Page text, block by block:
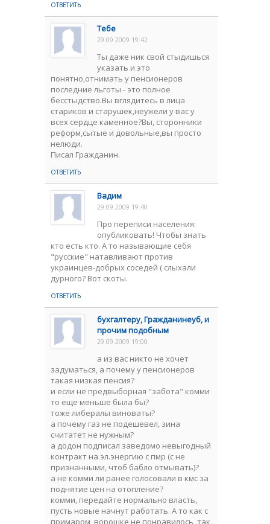
ОТВЕТИТЬ
Тебе
29.09.2009 19:42
Ты даже ник свой стыдишься
указать и это
понятно,отнимать у пенсионеров
последние льготы - это полное
бесстыдство.Вы вглядитесь в лица
стариков и старушек,неужели у вас у
всех сердце каменное?Вы, сторонники
реформ,сытые и довольные,вы просто
нелюди.
Писал Гражданин.
ОТВЕТИТЬ
Baдим
29.09.2009 19:40
Про переписи населения:
опубликовать! Чтобы знать
кто есть кто. А то называющие себя
"русские" натавливают против
украинцев-добрых соседей ( слыхали
дурного? Вот скоты.
ОТВЕТИТЬ
бухгалтерy, Гражданинeуб, и
прочим подобным
29.09.2009 19:00
а из вас никто не хочет
задуматься, а почему у пенсионеров
такая низкая пенсия?
и если не предвыборная "забота" комми
то еще меньше была бы?
тоже либералы виноваты?
а почему газ не подешевел, зина
считатет не нужным?
а додон подписал заведомо невыгодный
контракт на эл.энергию с пмр (с не
признанными, чтоб бабло отмывать)?
а не комми ли ранее голосовали в кмс за
поднятие цен на отопление?
комми, передайте нормально власть,
пусть новые начнут работать. А то как с
примаром, ворошке не понравилось, так